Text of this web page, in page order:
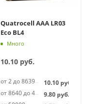
Quatrocell AAA LR03
Eco BL4
Много
10.10руб.
от 2 до 8639 10.10руб.
от 8640 до 499999.80руб.